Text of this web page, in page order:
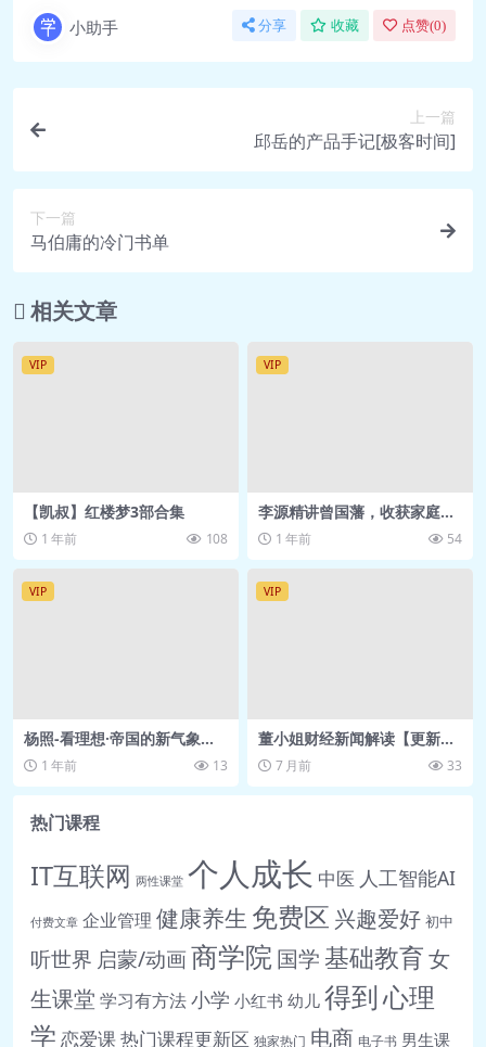
格.mp3
🎵 17【撩法】长期关系三部曲
🎵 18【撩法】长期关系三部曲
🎵 20【撩法】系列课：邀约7式：7个
🎵 21茶话会：如何摆脱老好人？+答疑
水.mp3
🎵 22【撩法】系列课：面对面约会如
🎵 24茶话会：提升情商，高情商的重
要性！.mp3
（下）：共同成长（正式课）.mp3
2@OITV}IC$SR4WQHHOQ8SEA.png
05PPT
🖼️ 01.png
🖼️ 02.png
🖼️ 03.png
🖼️ 04.png
小助手 分享 收藏 点赞(0)
上一篇
邱岳的产品手记[极客时间]
下一篇
马伯庸的冷门书单
相关文章
VIP
【凯叔】红楼梦3部合集
1 年前 108
VIP
李源精讲曾国藩，收获家庭事
业双丰收心法
1 年前 54
VIP
杨照-看理想·帝国的新气象：
九部经典里的大唐
1 年前 13
VIP
董小姐财经新闻解读【更新
中】网盘资源
7 月前 33
热门课程
IT互联网 两性课堂 个人成长 中医 人工智能AI
付费文章 企业管理 健康养生 免费区 兴趣爱好 初中
听世界 启蒙/动画商学院国学 基础教育女
生课堂 学习有方法小学 小红书 幼儿 得到心理
学 恋爱课热门课程更新区 独家热门 电商 电子书 男生课